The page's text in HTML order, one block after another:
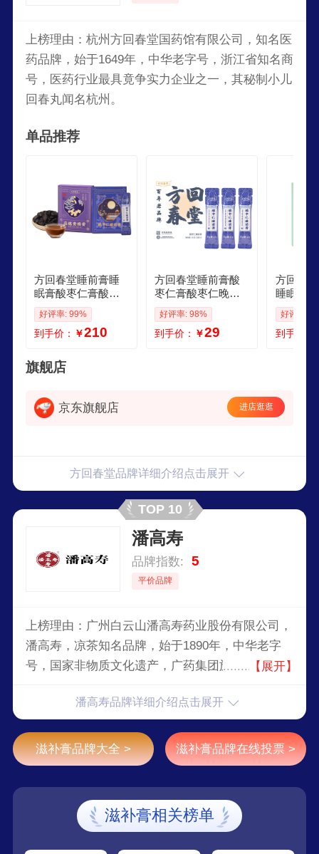
上榜理由：杭州方回春堂国药馆有限公司，知名医
药品牌，始于1649年，中华老字号，浙江省知名商
号，医药行业最具竟争实力企业之一，其秘制小儿
回春丸闻名杭州。
单品推荐
方回春堂睡前膏睡
眠膏酸枣仁膏酸枣
仁晚安膏方茯苓百
合灵芝养生送礼礼
物 静眠养元睡前膏
盒
好评率: 99%
到手价： ￥210
方回春堂睡前膏酸
枣仁膏酸枣仁晚安
膏茯苓百合古方温
养滋补品36g
好评率: 98%
到手价： ￥29
方回春
睡眠膏
膏茯苓
方滋补
养生 茯
好评率:
到手价：
旗舰店
京东旗舰店 进店逛逛
方回春堂品牌详细介绍点击展开
TOP 10
潘高寿
品牌指数: 5
平价品牌
上榜理由：广州白云山潘高寿药业股份有限公司，
潘高寿，凉茶知名品牌，始于1890年，中华老字
号，国家非物质文化遗产，广药集团旗下广州药业
著称的中成药生产企业。
【展开】
潘高寿品牌详细介绍点击展开
滋补膏品牌大全 > 滋补膏品牌在线投票 >
滋补膏相关榜单